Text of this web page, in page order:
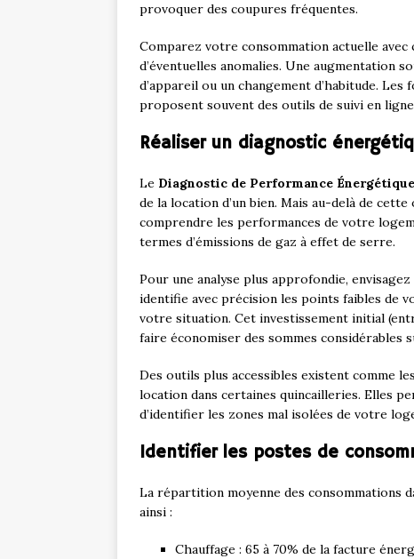
provoquer des coupures fréquentes.
Comparez votre consommation actuelle
d’éventuelles anomalies. Une augmentation
d’appareil ou un changement d’habitude. Les
proposent souvent des outils de suivi en
Réaliser un diagnostic
Le Diagnostic de Performance Énergétique
de la location d’un bien. Mais au-delà de
comprendre les performances de votre
termes d’émissions de gaz à effet de serre.
Pour une analyse plus approfondie, envisagez
identifie avec précision les points faibles de
votre situation. Cet investissement initial
faire économiser des sommes considérables
Des outils plus accessibles existent comme les
location dans certaines quincailleries. Elles
d’identifier les zones mal isolées de votre
Identifier les postes de
La répartition moyenne des consommations
ainsi :
Chauffage : 65 à 70% de la facture